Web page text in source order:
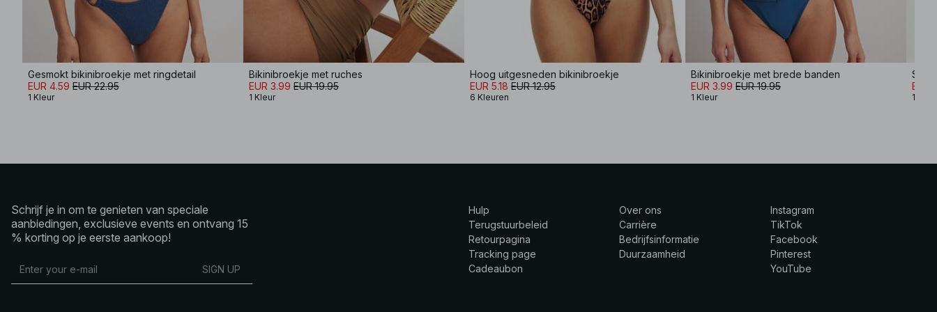
Gesmokt bikinibroekje met ringdetail
EUR 4.59 EUR 22.95
1 Kleur
Bikinibroekje met ruches
EUR 3.99 EUR 19.95
1 Kleur
Hoog uitgesneden bikinibroekje
EUR 5.18 EUR 12.95
6 Kleuren
Bikinibroekje met brede banden
EUR 3.99 EUR 19.95
1 Kleur
EUR
1
Schrijf je in om te genieten van speciale
aanbiedingen, exclusieve events en ontvang 15
% korting op je eerste aankoop!
SIGN UP
Hulp
Terugstuurbeleid
Retourpagina
Tracking page
Cadeaubon
Over ons
Carrière
Bedrijfsinformatie
Duurzaamheid
Instagram
TikTok
Facebook
Pinterest
YouTube